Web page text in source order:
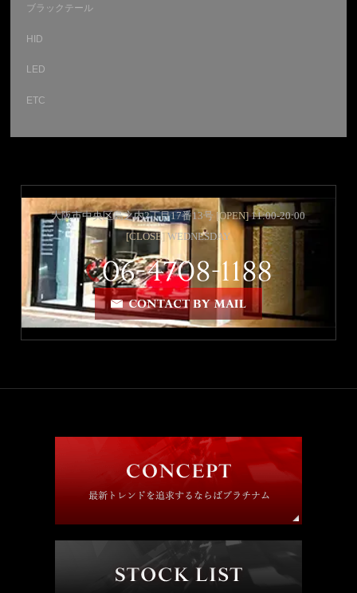
ブラックテール
HID
LED
ETC
大阪市中央区島之内2丁目17番13号 [OPEN]11:00-20:00
[CLOSE] WEDNESDAY